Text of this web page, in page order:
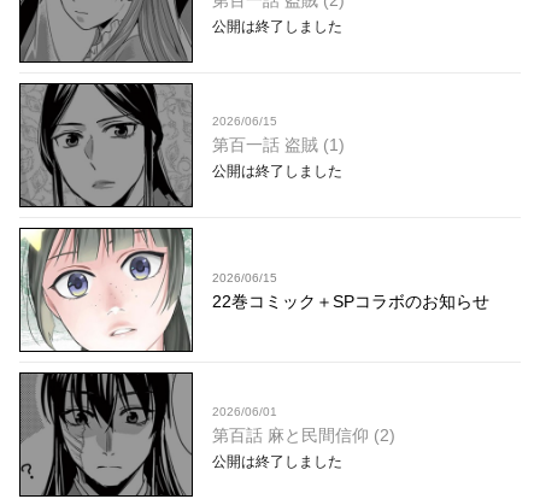
公開は終了しました
2026/06/15
第百一話 盗賊 (1)
公開は終了しました
2026/06/15
22巻コミック＋SPコラボのお知らせ
2026/06/01
第百話 麻と民間信仰 (2)
公開は終了しました